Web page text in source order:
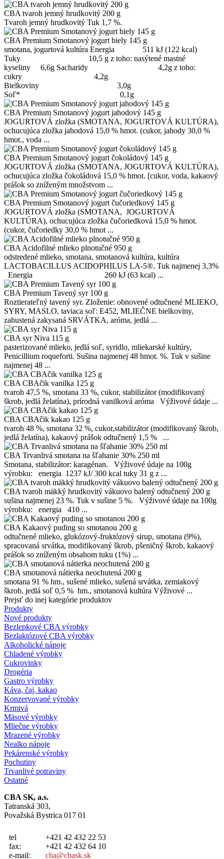
CBA tvaroh jemný hrudkovitý 200 g
Tvaroh jemný hrudkovitý Tuk 1,7 %.
CBA Premium Smotanový jogurt biely 145 g
smotana, jogurtová kultúra Energia 511 kJ (122 kcal)
Tuky 10,5 g z toho: nasýtené mastné
kyseliny 6,6g Sacharidy 4,2g z toho:
cukry 4,2g
Bielkoviny 3,0g
Soľ* 0,1g
CBA Premium Smotanový jogurt jahodový 145 g
JOGURTOVÁ zložka (SMOTANA, JOGURTOVÁ KULTÚRA),
ochucujúca zložka jahodová 15,0 % hmot. (cukor, jahody 30,0 %
hmot., voda ...
CBA Premium Smotanový jogurt čokoládový 145 g
JOGURTOVÁ zložka (SMOTANA, JOGURTOVÁ KULTÚRA),
ochucujúca zložka čokoládová 15,0 % hmot. [cukor, voda, kakaový
prášok so zníženým množstvom ...
CBA Premium Smotanový jogurt čučoriedkový 145 g
JOGURTOVÁ zložka (SMOTANA, JOGURTOVÁ
KULTÚRA), ochucujúca zložka čučoriedková 15,0 % hmot.
(cukor, čučoriedky 30,0 % hmot ...
CBA Acidofilné mlieko plnotučné 950 g
odstredené mlieko, smotana, smotanová kultúra, kultúra
LACTOBACILLUS ACIDOPHILUS LA-5®. Tuk najmenej 3,3%
Energia 260 kJ (63 kcal) ...
CBA Premium Tavený syr 100 g
Roztierateľný tavený syr. Zloženie: obnovené odtučnené MLIEKO,
SYRY, MASLO, taviaca soľ: E452, MLIEČNE bielkoviny,
zahustená zakysaná SRVÁTKA, aróma, jedlá ...
CBA syr Niva 115 g
pasterizované mlieko, jedlá soľ, syridlo, mliekarské kultúry,
Penicillium roqueforti. Sušina najmenej 48 hmot. %. Tuk v sušine
najmenej 48 ...
CBA CBAčik vanilka 125 g
tvaroh 47,5 %, smotana 33 %, cukor, stabilizátor (modifikovaný
škrob, jedlá želatína), prírodná vanilková aróma Výživové údaje ...
CBA CBAčik kakao 125 g
tvaroh 48 %, smotana 32 %, cukor,stabilizátor (modifikovaný škrob,
jedlá želatína), kakaový prášok odtučnený 1,5 % ...
CBA Trvanlivá smotana na šľahanie 30% 250 ml
Smotana, stabilizátor: karagénan. Výživové údaje na 100g
výrobku: energia 1237 kJ/ 300 kcal tuky 31 g z ...
CBA tvaroh mäkký hrudkovitý vákuovo balený odtučnený 200 g
sušina najmenej 23 %. Tuk v sušine 5 %. Výživové údaje na 100g
výrobku: energia 410 ...
CBA Kakaový puding so smotanou 200 g
odtučnené mlieko, glukózový-fruktózový sirup, smotana (9%),
spracovaná srvátka, modifikovaný škrob, pšeničný škrob, kakaový
prášok so zníženým obsahom tuku (1%) ...
CBA smotanová nátierka neochutená 200 g
smotana 91 % hm., sušené mlieko, sušená srvátka, zemiakový
škrob, jedlá soľ 0,5 % hm., smotanová kultúra Výživové ...
Prejsť do inej kategórie produktov
Produkty
Nové produkty
Bezlepkové CBA výrobky
Bezlaktózové CBA výrobky
Alkoholické nápoje
Chladené výrobky
Cukrovinky
Drogéria
Gastro výrobky
Káva, čaj, kakao
Konzervované výrobky
Krmivá
Mäsové výrobky
Mliečne výrobky
Mrazené výrobky
Nealko nápoje
Pekárenské výrobky
Pochutiny
Trvanlivé potraviny
Ostatné
CBA SK, a.s.
Tatranská 303,
Považská Bystrica 017 01
tel
fax:
e-mail:
+421 42 432 22 53
+421 42 432 64 10
cba@cbask.sk